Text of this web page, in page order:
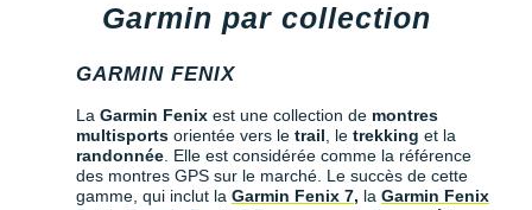
Garmin par collection
GARMIN FENIX
La Garmin Fenix est une collection de montres
multisports orientée vers le trail , le trekking et la
randonnée . Elle est considérée comme la référence
des montres GPS sur le marché. Le succès de cette
gamme, qui inclut la Garmin Fenix 7, la Garmin Fenix